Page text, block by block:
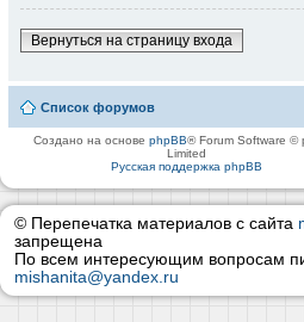
Вернуться на страницу входа
Список форумов
Создано на основеphpBB® Forum Software ©
Limited
Русская поддержка phpBB
© Перепечатка материалов с сайта
запрещена
По всем интересующим вопросам
mishanita@yandex.ru